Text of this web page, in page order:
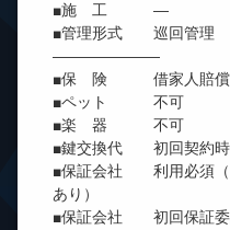
■施 工 ―
■管理形式 巡回管理
―――――――
■保 険 借家人賠償付
■ペット 不可
■楽 器 不可
■鍵交換代 初回契約時
■保証会社 利用必須（
あり）
■保証会社 初回保証委